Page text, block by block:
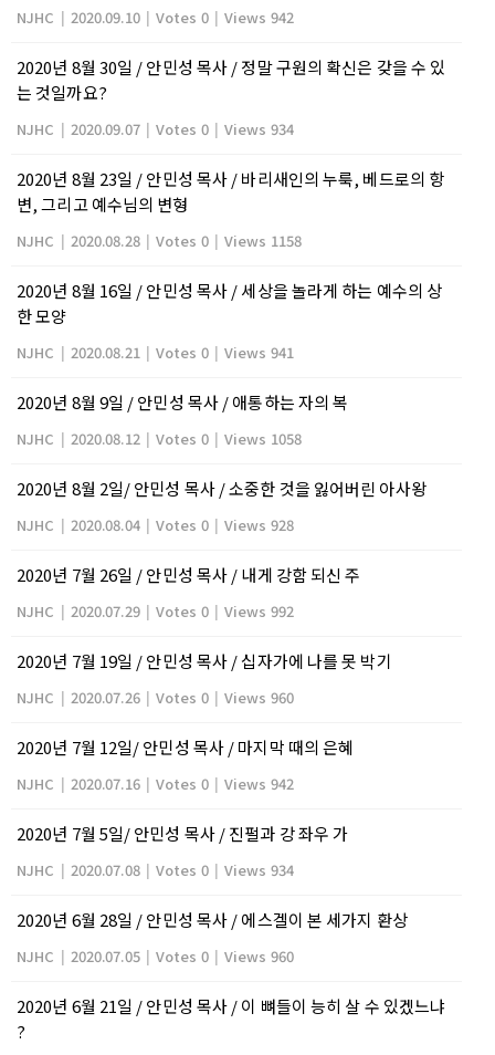
NJHC | 2020.09.10 | Votes 0 | Views 942
2020년 8월 30일 / 안민성 목사 / 정말 구원의 확신은 갖을 수 있
는 것일까요?
NJHC | 2020.09.07 | Votes 0 | Views 934
2020년 8월 23일 / 안민성 목사 / 바리새인의 누룩, 베드로의 항
변, 그리고 예수님의 변형
NJHC | 2020.08.28 | Votes 0 | Views 1158
2020년 8월 16일 / 안민성 목사 / 세상을 놀라게 하는 예수의 상
한 모양
NJHC | 2020.08.21 | Votes 0 | Views 941
2020년 8월 9일 / 안민성 목사 / 애통하는 자의 복
NJHC | 2020.08.12 | Votes 0 | Views 1058
2020년 8월 2일/ 안민성 목사 / 소중한 것을 잃어버린 아사왕
NJHC | 2020.08.04 | Votes 0 | Views 928
2020년 7월 26일 / 안민성 목사 / 내게 강함 되신 주
NJHC | 2020.07.29 | Votes 0 | Views 992
2020년 7월 19일 / 안민성 목사 / 십자가에 나를 못 박기
NJHC | 2020.07.26 | Votes 0 | Views 960
2020년 7월 12일/ 안민성 목사 / 마지막 때의 은혜
NJHC | 2020.07.16 | Votes 0 | Views 942
2020년 7월 5일/ 안민성 목사 / 진펄과 강 좌우 가
NJHC | 2020.07.08 | Votes 0 | Views 934
2020년 6월 28일 / 안민성 목사 / 에스겔이 본 세가지 환상
NJHC | 2020.07.05 | Votes 0 | Views 960
2020년 6월 21일 / 안민성 목사 / 이 뼈들이 능히 살 수 있겠느냐
?